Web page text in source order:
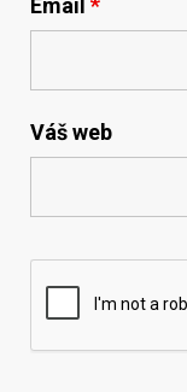
Email *
Váš web